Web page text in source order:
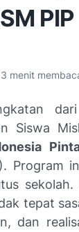
PIP
3 menit
Siswa
Program
tepat
dan